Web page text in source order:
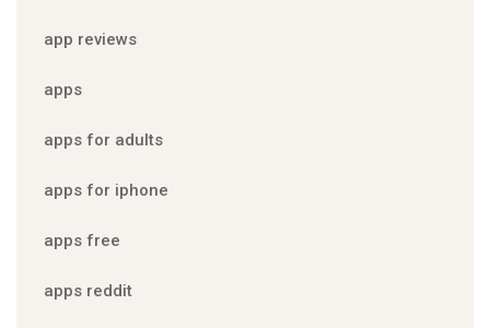
app reviews
apps
apps for adults
apps for iphone
apps free
apps reddit